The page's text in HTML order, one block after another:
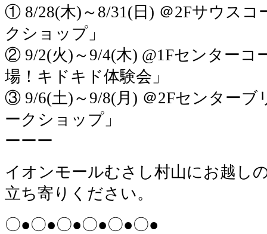
① 8/28(木)～8/31(日) ＠2Fサウス
クショップ」
② 9/2(火)～9/4(木) @1Fセンター
場！キドキド体験会」
③ 9/6(土)～9/8(月) ＠2Fセンター
ークショップ」
ーーー
イオンモールむさし村山にお越し
立ち寄りください。
〇●〇●〇●〇●〇●〇●